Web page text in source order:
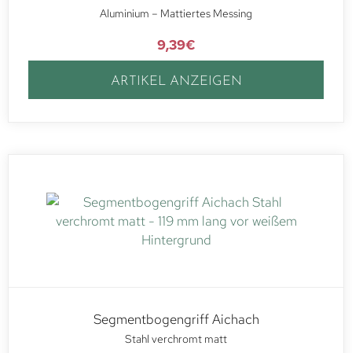
Aluminium – Mattiertes Messing
9,39€
ARTIKEL ANZEIGEN
Segmentbogengriff Aichach
Stahl verchromt matt